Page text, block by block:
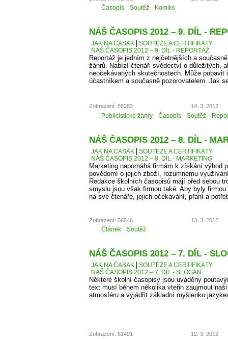
Časopis Soutěž Komiks
NÁŠ ČASOPIS 2012 – 9. DÍL -
JAK NA ČASÁK
SOUTĚŽE A CERTIFIKÁTY
NÁŠ ČASOPIS 2012 – 9. DÍL - REPORTÁŽ
Reportáž je jedním z nejčetnějších a
žánrů. Nabízí čtenáři svědectví o důležitých,
neočekávaných skutečnostech. Může pobavit
účastníkem a současně pozorovatelem. Jak
Zobrazení: 58283 14. 3. 2012
Publicistické žánry Časopis Soutěž
NÁŠ ČASOPIS 2012 – 8. DÍL -
JAK NA ČASÁK
SOUTĚŽE A CERTIFIKÁTY
NÁŠ ČASOPIS 2012 – 8. DÍL - MARKETING
Marketing napomáhá firmám k získání výhod
povědomí o jejich zboží, rozumnému
Redakce školních časopisů mají před sebou
smyslu jsou však firmou také. Aby byly
na své čtenáře, jejich očekávání, přání a
Zobrazení: 56546 13. 3. 2012
Článek Soutěž
NÁŠ ČASOPIS 2012 – 7. DÍL -
JAK NA ČASÁK
SOUTĚŽE A CERTIFIKÁTY
NÁŠ ČASOPIS 2012 – 7. DÍL - SLOGAN
Některé školní časopisy jsou uváděny
text musí během několika vteřin zaujmout
atmosféru a vyjádřit základní myšlenku
Zobrazení: 61401 12. 3. 2012